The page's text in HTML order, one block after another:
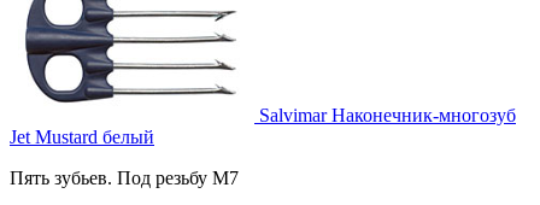
Salvimar Наконечник-многозуб
Jet Mustard белый
Пять зубьев. Под резьбу M7